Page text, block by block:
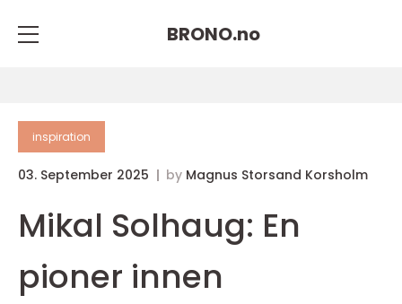
BRONO.no
inspiration
03. September 2025 by Magnus Storsand Korsholm
Mikal Solhaug: En
pioner innen